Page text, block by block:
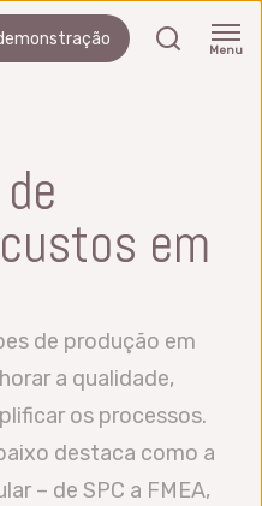
search
Menu
em
de produção em
a qualidade,
os processos.
destaca como a
– de SPC a FMEA,